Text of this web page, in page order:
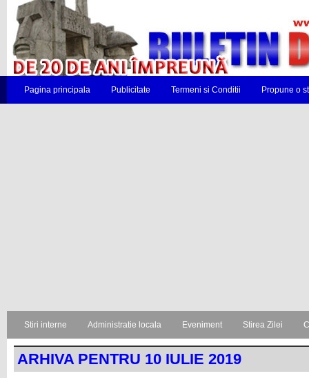
Pagina principala Publicitate Termeni si Conditii Propune o
Stiri interne Administratie locala Eveniment Stirea Zilei
ARHIVA PENTRU 10 IULIE 2019